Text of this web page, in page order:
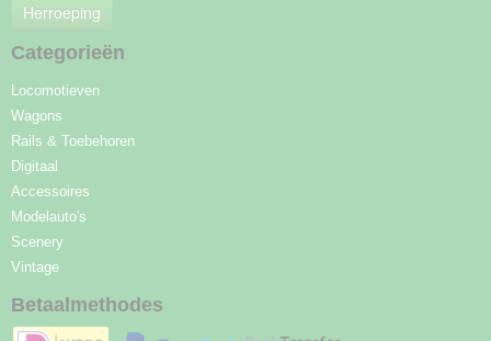
Herroeping
Categorieën
Locomotieven
Wagons
Rails & Toebehoren
Digitaal
Accessoires
Modelauto's
Scenery
Vintage
Betaalmethodes